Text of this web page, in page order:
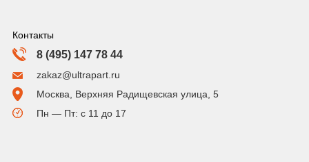
Контакты
8 (495) 147 78 44
zakaz@ultrapart.ru
Москва, Верхняя Радищевская улица, 5
Пн — Пт: с 11 до 17